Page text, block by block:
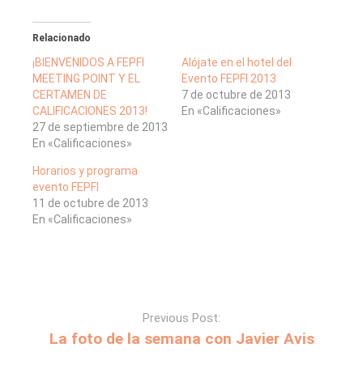
Relacionado
¡BIENVENIDOS A FEPFI
MEETING POINT Y EL
CERTAMEN DE
CALIFICACIONES 2013!
27 de septiembre de 2013
En «Calificaciones»
Alójate en el hotel del
Evento FEPFI 2013
7 de octubre de 2013
En «Calificaciones»
Horarios y programa
evento FEPFI
11 de octubre de 2013
En «Calificaciones»
Previous Post:
La foto de la semana con Javier Avis